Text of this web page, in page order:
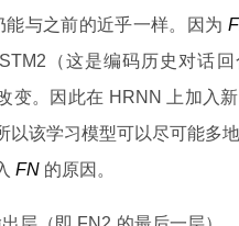
与之前的近乎一样。因为
（这是编码历史对话
变。因此在 HRNN 上加入
以该学习模型可以尽可能多
FN 的原因。